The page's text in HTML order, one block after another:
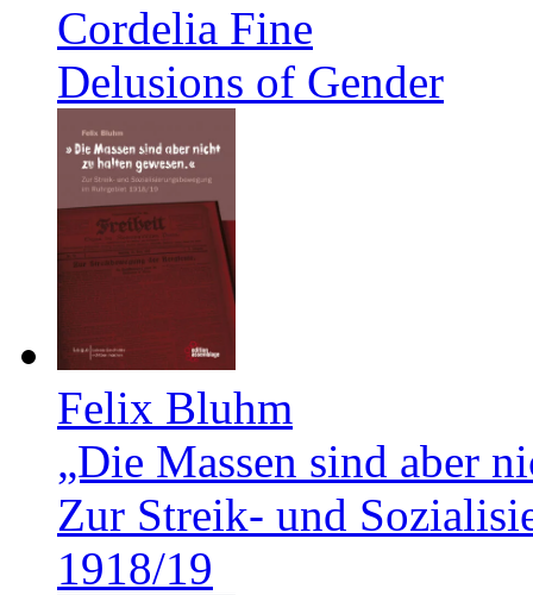
Cordelia Fine
Delusions of Gender
Felix Bluhm
„Die Massen sind aber
Zur Streik- und
1918/19